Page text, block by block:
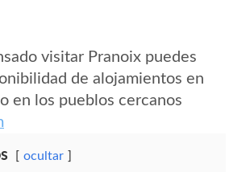
visitar Pranoix puedes
de alojamientos en
en los pueblos cercanos
ocultar